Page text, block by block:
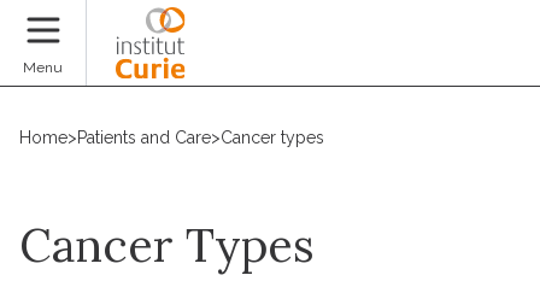
Menu
Home>Patients and Care>Cancer types
Cancer Types